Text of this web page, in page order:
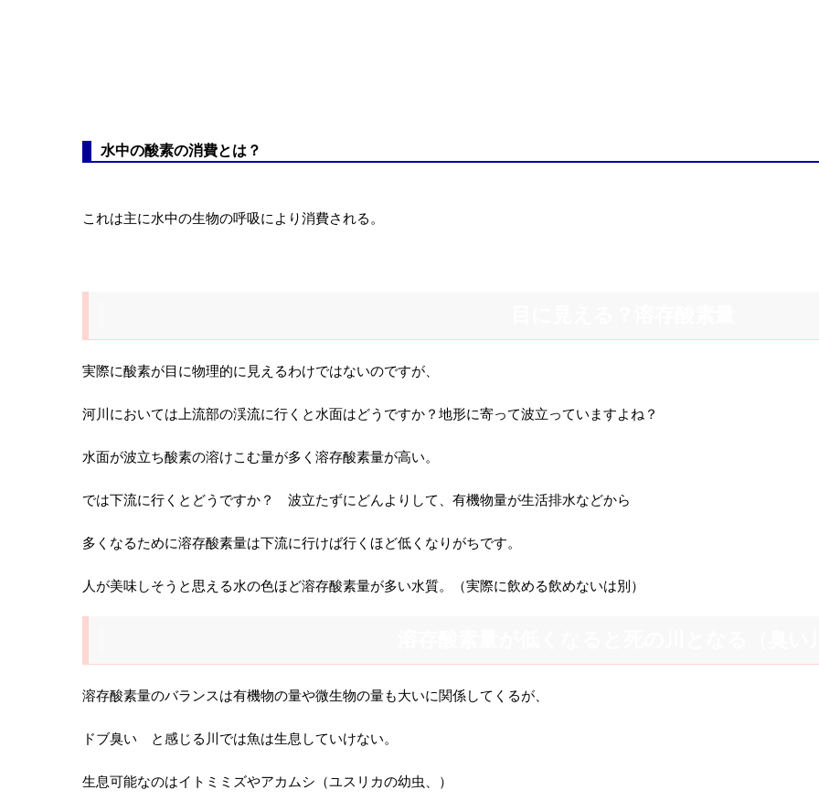
水中の酸素の消費とは？
これは主に水中の生物の呼吸により消費される。
実際に酸素が目に物理的に見えるわけではないのですが、
河川においては上流部の渓流に行くと水面はどうですか？地形に寄って波立っていますよね？
水面が波立ち酸素の溶けこむ量が多く溶存酸素量が高い。
では下流に行くとどうですか？ 波立たずにどんよりして、有機物量が生活排水などから
多くなるために溶存酸素量は下流に行けば行くほど低くなりがちです。
人が美味しそうと思える水の色ほど溶存酸素量が多い水質。（実際に飲める飲めないは別）
溶存酸素量のバランスは有機物の量や微生物の量も大いに関係してくるが、
ドブ臭い と感じる川では魚は生息していけない。
生息可能なのはイトミミズやアカムシ（ユスリカの幼虫、）